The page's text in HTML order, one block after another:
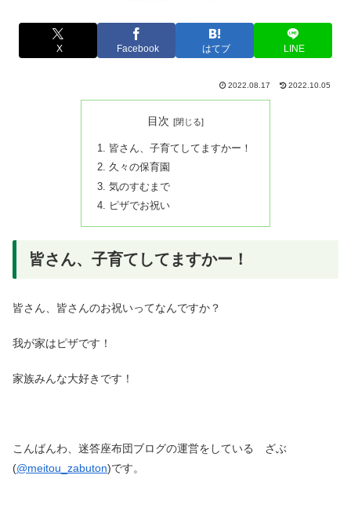
X Facebook はてブ LINE
2022.08.17 2022.10.05
目次
皆さん、子育てしてますかー！
久々の保育園
気のすむまで
ピザでお祝い
皆さん、子育てしてますかー！
皆さん、皆さんのお祝いってなんですか？
我が家はピザです！
家族みんな大好きです！
こんばんわ、迷答座布団ブログの運営をしている ざぶ
(@meitou_zabuton)です。